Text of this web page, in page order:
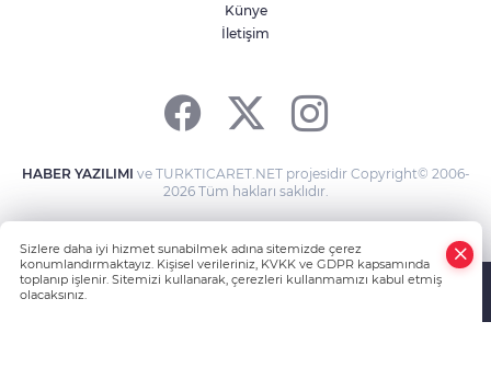
Künye
İletişim
HABER YAZILIMI ve TURKTICARET.NET projesidir Copyright© 2006-
2026 Tüm hakları saklıdır.
Sizlere daha iyi hizmet sunabilmek adına sitemizde çerez
konumlandırmaktayız. Kişisel verileriniz, KVKK ve GDPR kapsamında
toplanıp işlenir. Sitemizi kullanarak, çerezleri kullanmamızı kabul etmiş
olacaksınız.